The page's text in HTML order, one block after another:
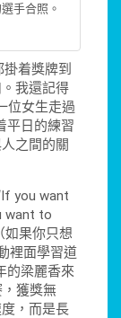
手合照。
着獎牌到
我還記得
位女生走過
平日的練習
之間的關
you want
want to
如果你只想
裡面學習道
的梁麗香來
獲獎無
，而是長